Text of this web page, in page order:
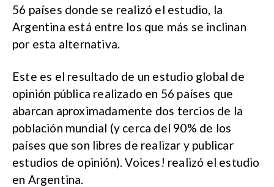
56 países donde se realizó el estudio, la
Argentina está entre los que más se inclinan
por esta alternativa.
Este es el resultado de un estudio global de
opinión pública realizado en 56 países que
abarcan aproximadamente dos tercios de la
población mundial (y cerca del 90% de los
países que son libres de realizar y publicar
estudios de opinión). Voices! realizó el estudio
en Argentina.